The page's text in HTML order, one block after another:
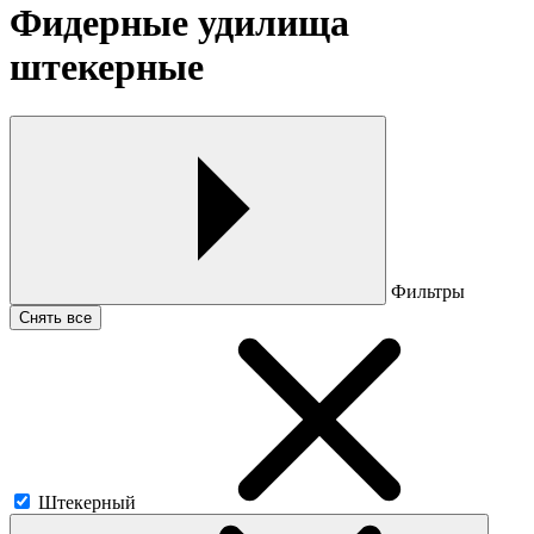
Фидерные удилища
штекерные
Фильтры
Снять все
Штекерный